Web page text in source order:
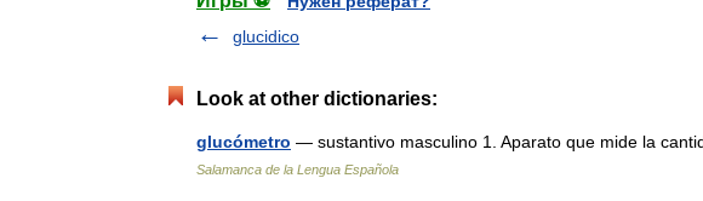
glucidico
Look at other dictionaries:
glucómetro — sustantivo masculino 1. Aparato que mide la
Salamanca de la Lengua Española